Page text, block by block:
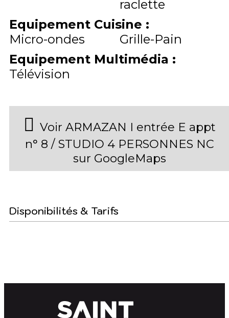
raclette
Equipement Cuisine :
Micro-ondes
Grille-Pain
Equipement Multimédia :
Télévision
Voir ARMAZAN I entrée E appt
n° 8 / STUDIO 4 PERSONNES NC
sur GoogleMaps
Disponibilités & Tarifs